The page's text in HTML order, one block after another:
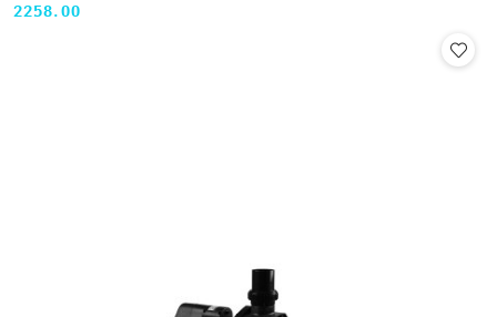
Cena:
2258.00